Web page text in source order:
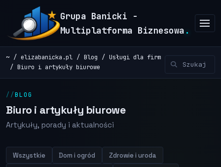
Grupa Banicki -
Multiplatforma Biznesowa .
~ elizabanicka.pl Blog
Usługi dla firm
Biuro i artykuły biurowe
BLOG
Biuro i artykuły biurowe
Artykuły, porady i aktualności
Wszystkie Dom i ogród Zdrowie i uroda